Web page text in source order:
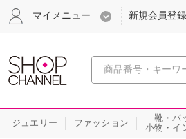
心おどる
マイメニュー 新規会員登録
ジュエリー ファッション
靴・バ
小物・イ